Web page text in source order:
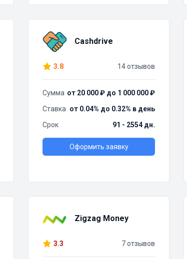
Cashdrive
3.8 14 отзывов
Сумма от 20 000 ₽ до 1 000 000 ₽
Ставка от 0.04% до 0.32% в день
Срок
91 - 2554 дн.
Оформить заявку
Zigzag Money
3.3 7 отзывов